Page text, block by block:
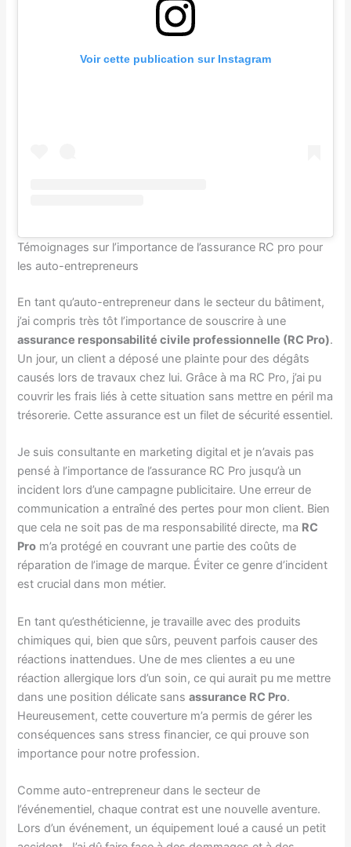
Voir cette publication sur Instagram
Témoignages sur l’importance de l’assurance RC pro pour
les auto-entrepreneurs
En tant qu’auto-entrepreneur dans le secteur du bâtiment,
j’ai compris très tôt l’importance de souscrire à une
assurance responsabilité civile professionnelle (RC Pro).
Un jour, un client a déposé une plainte pour des dégâts
causés lors de travaux chez lui. Grâce à ma RC Pro, j’ai pu
couvrir les frais liés à cette situation sans mettre en péril ma
trésorerie. Cette assurance est un filet de sécurité essentiel.
Je suis consultante en marketing digital et je n’avais pas
pensé à l’importance de l’assurance RC Pro jusqu’à un
incident lors d’une campagne publicitaire. Une erreur de
communication a entraîné des pertes pour mon client. Bien
que cela ne soit pas de ma responsabilité directe, ma RC
Pro m’a protégé en couvrant une partie des coûts de
réparation de l’image de marque. Éviter ce genre d’incident
est crucial dans mon métier.
En tant qu’esthéticienne, je travaille avec des produits
chimiques qui, bien que sûrs, peuvent parfois causer des
réactions inattendues. Une de mes clientes a eu une
réaction allergique lors d’un soin, ce qui aurait pu me mettre
dans une position délicate sansassurance RC Pro.
Heureusement, cette couverture m’a permis de gérer les
conséquences sans stress financier, ce qui prouve son
importance pour notre profession.
Comme auto-entrepreneur dans le secteur de
l’événementiel, chaque contrat est une nouvelle aventure.
Lors d’un événement, un équipement loué a causé un petit